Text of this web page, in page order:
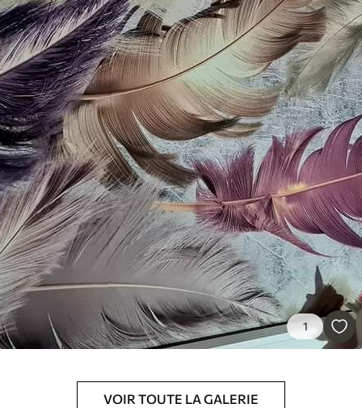
Vinyle Premium
63.3338.00₣/m²
Peel and Stick
80.0048.00₣/m²
1
VOIR TOUTE LA GALERIE